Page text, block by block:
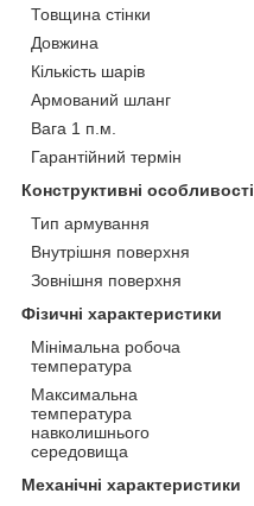
Товщина стінки
Довжина
Кількість шарів
Армований шланг
Вага 1 п.м.
Гарантійний термін
Конструктивні особливості
Тип армування
Внутрішня поверхня
Зовнішня поверхня
Фізичні характеристики
Мінімальна робоча
температура
Максимальна
температура
навколишнього
середовища
Механічні характеристики